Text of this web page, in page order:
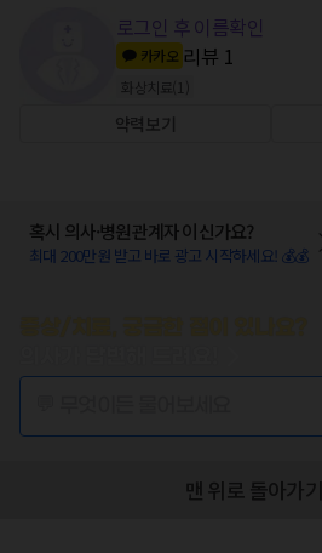
로그인 후 이름확인
카카오 리뷰 1
화상치료
약력보기
혹시 의사·병원관계자 이신가요?
최대 200만원 받고 바로 광고 시작하세요! 💰💰
맨 위로 돌아가기